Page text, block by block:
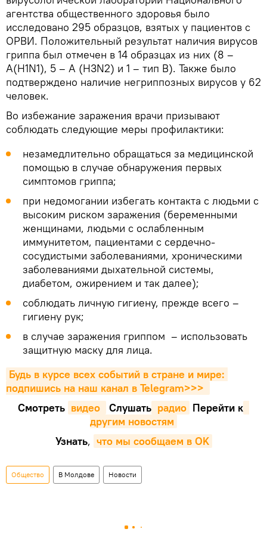
агентства общественного здоровья было
исследовано 295 образцов, взятых у пациентов с
ОРВИ. Положительный результат наличия вирусов
гриппа был отмечен в 14 образцах из них (8 –
A(H1N1), 5 – A (H3N2) и 1 – тип B). Также было
подтверждено наличие негриппозных вирусов у 62
человек.
Во избежание заражения врачи призывают
соблюдать следующие меры профилактики:
незамедлительно обращаться за медицинской
помощью в случае обнаружения первых
симптомов гриппа;
при недомогании избегать контакта с людьми с
высоким риском заражения (беременными
женщинами, людьми с ослабленным
иммунитетом, пациентами с сердечно-
сосудистыми заболеваниями, хроническими
заболеваниями дыхательной системы,
диабетом, ожирением и так далее);
соблюдать личную гигиену, прежде всего –
гигиену рук;
в случае заражения гриппом – использовать
защитную маску для лица.
Будь в курсе всех событий в стране и мире:
подпишись на наш канал в Telegram>>>
Смотреть видео Cлушать радио Перейти к
другим новостям
Узнать, что мы сообщаем в OK
Общество В Молдове Новости